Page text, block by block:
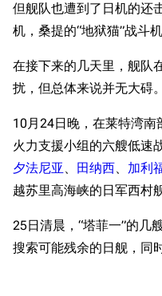
但舰队也遭到了日机的还
机，桑提的“地狱猫”战斗
在接下来的几天里，舰队
扰，但总体来说并无大碍。
10月24日晚，在莱特湾
火力支援小组的六艘低速
夕法尼亚 、 田纳西、 加利
越苏里高海峡的日军西村
25日清晨，“塔菲一”的几
搜索可能残余的日舰，同